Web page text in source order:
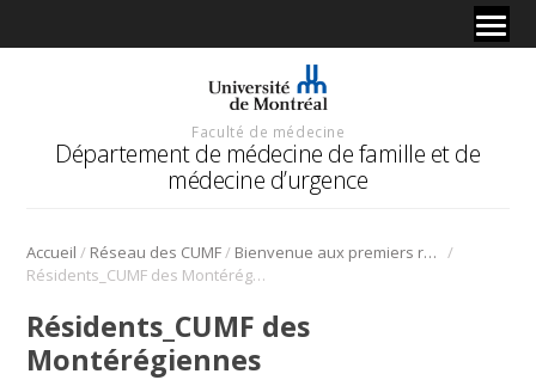
Faculté de médecine
Département de médecine de famille et de
médecine d’urgence
Accueil / Réseau des CUMF/ Bienvenue aux premiers résidents et résidentes de la CUMF des Montérégiennes! /
Résidents_CUMF des Montérégiennes
Résidents_CUMF des
Montérégiennes